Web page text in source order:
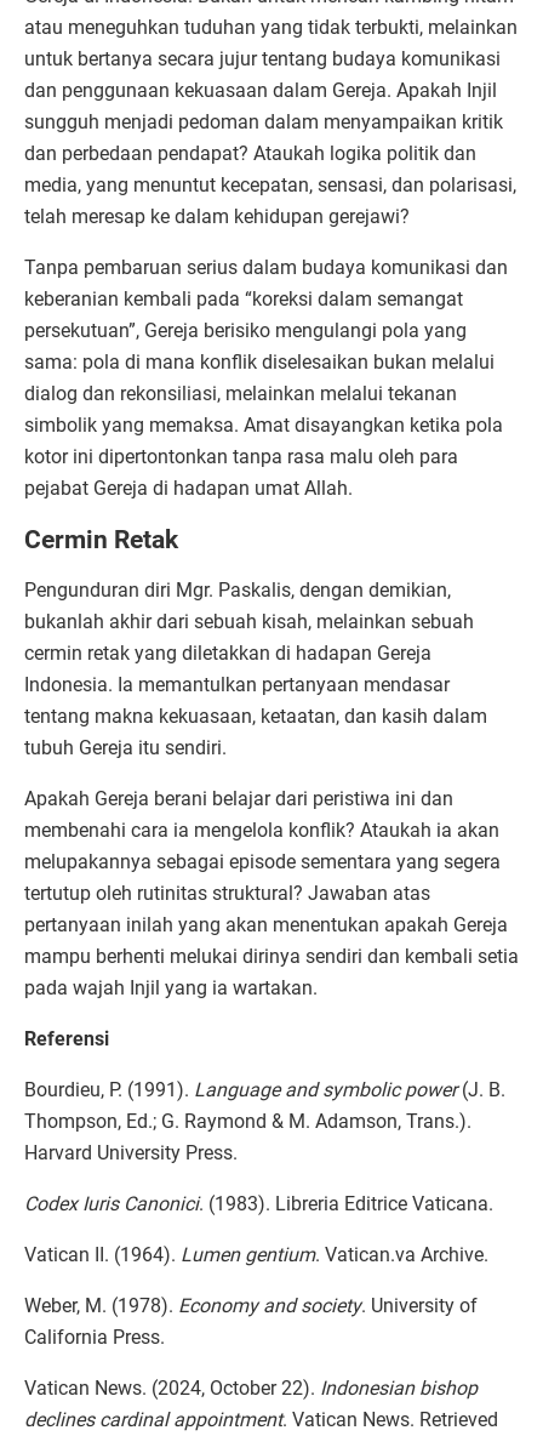
atau meneguhkan tuduhan yang tidak terbukti, melainkan
untuk bertanya secara jujur tentang budaya komunikasi
dan penggunaan kekuasaan dalam Gereja. Apakah Injil
sungguh menjadi pedoman dalam menyampaikan kritik
dan perbedaan pendapat? Ataukah logika politik dan
media, yang menuntut kecepatan, sensasi, dan polarisasi,
telah meresap ke dalam kehidupan gerejawi?
Tanpa pembaruan serius dalam budaya komunikasi dan
keberanian kembali pada “koreksi dalam semangat
persekutuan”, Gereja berisiko mengulangi pola yang
sama: pola di mana konflik diselesaikan bukan melalui
dialog dan rekonsiliasi, melainkan melalui tekanan
simbolik yang memaksa. Amat disayangkan ketika pola
kotor ini dipertontonkan tanpa rasa malu oleh para
pejabat Gereja di hadapan umat Allah.
Cermin Retak
Pengunduran diri Mgr. Paskalis, dengan demikian,
bukanlah akhir dari sebuah kisah, melainkan sebuah
cermin retak yang diletakkan di hadapan Gereja
Indonesia. Ia memantulkan pertanyaan mendasar
tentang makna kekuasaan, ketaatan, dan kasih dalam
tubuh Gereja itu sendiri.
Apakah Gereja berani belajar dari peristiwa ini dan
membenahi cara ia mengelola konflik? Ataukah ia akan
melupakannya sebagai episode sementara yang segera
tertutup oleh rutinitas struktural? Jawaban atas
pertanyaan inilah yang akan menentukan apakah Gereja
mampu berhenti melukai dirinya sendiri dan kembali setia
pada wajah Injil yang ia wartakan.
Referensi
Bourdieu, P. (1991). Language and symbolic power(J. B.
Thompson, Ed.; G. Raymond & M. Adamson, Trans.).
Harvard University Press.
Codex Iuris Canonici. (1983). Libreria Editrice Vaticana.
Vatican II. (1964). Lumen gentium. Vatican.va Archive.
Weber, M. (1978). Economy and society. University of
California Press.
Vatican News. (2024, October 22). Indonesian bishop
declines cardinal appointment. Vatican News. Retrieved